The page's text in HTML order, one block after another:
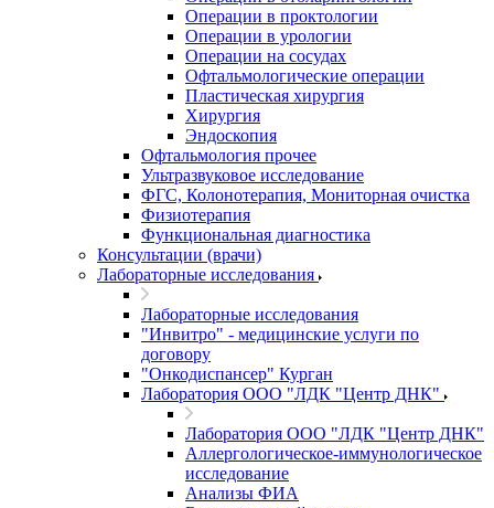
Операции в проктологии
Операции в урологии
Операции на сосудах
Офтальмологические операции
Пластическая хирургия
Хирургия
Эндоскопия
Офтальмология прочее
Ультразвуковое исследование
ФГС, Колонотерапия, Мониторная очистка
Физиотерапия
Функциональная диагностика
Консультации (врачи)
Лабораторные исследования
Лабораторные исследования
"Инвитро" - медицинские услуги по
договору
"Онкодиспансер" Курган
Лаборатория ООО "ЛДК "Центр ДНК"
Лаборатория ООО "ЛДК "Центр ДНК"
Аллергологическое-иммунологическое
исследование
Анализы ФИА